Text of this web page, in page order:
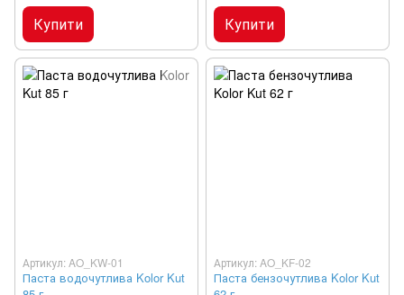
Купити Купити
Артикул: AO_KW-01
Паста водочутлива Kolor Kut
Артикул: AO_KF-02
Паста бензочутлива Kolor Kut